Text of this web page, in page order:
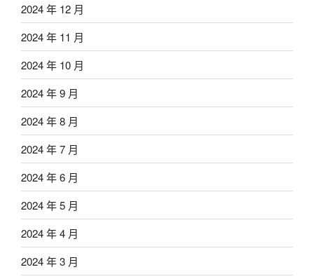
2024 年 12 月
2024 年 11 月
2024 年 10 月
2024 年 9 月
2024 年 8 月
2024 年 7 月
2024 年 6 月
2024 年 5 月
2024 年 4 月
2024 年 3 月